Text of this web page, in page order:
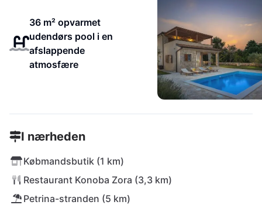
36 m² opvarmet
udendørs pool i en
afslappende
atmosfære
I nærheden
Købmandsbutik (1 km)
Restaurant Konoba Zora (3,3 km)
Petrina-stranden (5 km)